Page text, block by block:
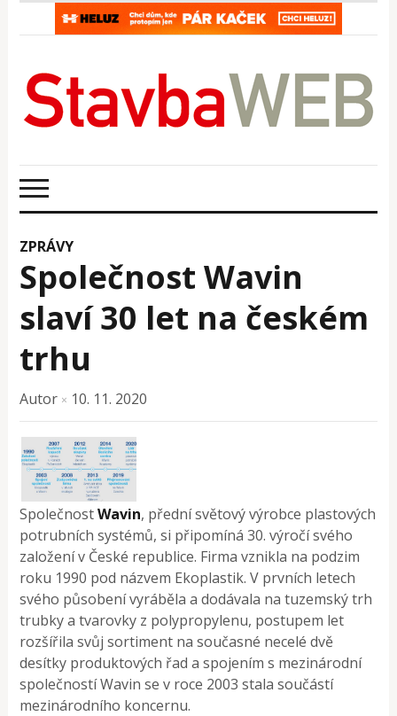
ZPRÁVY
Společnost Wavin
slaví 30 let na českém
trhu
Autor × 10. 11. 2020
SpolečnostWavin, přední světový výrobce plastových
potrubních systémů, si připomíná 30. výročí svého
založení v České republice. Firma vznikla na podzim
roku 1990 pod názvem Ekoplastik. V prvních letech
svého působení vyráběla a dodávala na tuzemský trh
trubky a tvarovky z polypropylenu, postupem let
rozšířila svůj sortiment na současné necelé dvě
desítky produktových řad a spojením s mezinárodní
společností Wavin se v roce 2003 stala součástí
mezinárodního koncernu.